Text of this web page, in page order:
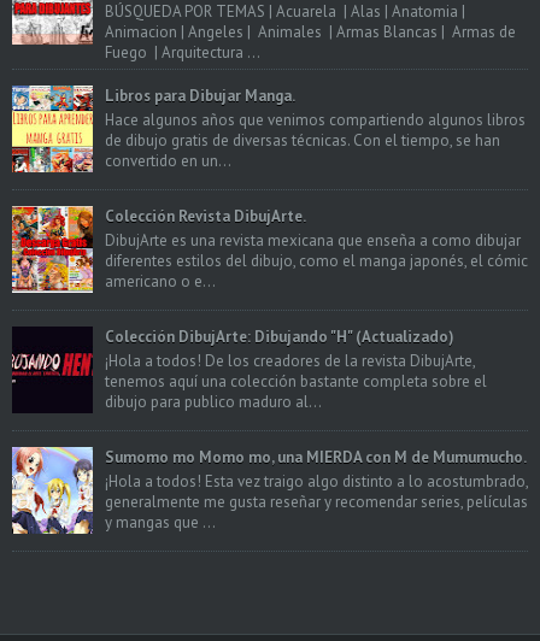
BÚSQUEDA POR TEMAS | Acuarela | Alas | Anatomia |
Animacion | Angeles | Animales | Armas Blancas | Armas de
Fuego | Arquitectura ...
Libros para Dibujar Manga.
Hace algunos años que venimos compartiendo algunos libros
de dibujo gratis de diversas técnicas. Con el tiempo, se han
convertido en un...
Colección Revista DibujArte.
DibujArte es una revista mexicana que enseña a como dibujar
diferentes estilos del dibujo, como el manga japonés, el cómic
americano o e...
Colección DibujArte: Dibujando "H" (Actualizado)
¡Hola a todos! De los creadores de la revista DibujArte,
tenemos aquí una colección bastante completa sobre el
dibujo para publico maduro al...
Sumomo mo Momo mo, una MIERDA con M de Mumumucho.
¡Hola a todos! Esta vez traigo algo distinto a lo acostumbrado,
generalmente me gusta reseñar y recomendar series, películas
y mangas que ...